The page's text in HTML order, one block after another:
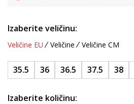
Izaberite veličinu:
Veličine EU Veličine Veličine CM
35.5 36 36.5 37.5 38
Izaberite količinu: